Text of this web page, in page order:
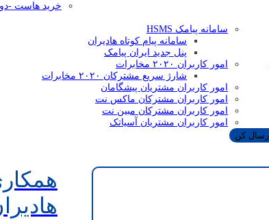
خرید هاست -
سامانه پیامک HSMS
سامانه پیام کوتاه هادیران
پنل جدید ایران پیامک
امور کاربران ۲۰۲۰ مخابرات
شارژ سریع مشترکان ۲۰۲۰ مخابرات
امور کاربران مشتریان پیشگامان
امور کاربران مشترکان ماکس نت
امور کاربران مشترکان مبین نت
امور کاربران مشتریان آسیاتک